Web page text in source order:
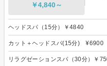
￥4,840～
ヘッドスパ（15分）￥4840
カット＋ヘッドスパ(15分) ¥6900
リラグゼーションスパ（30分）￥